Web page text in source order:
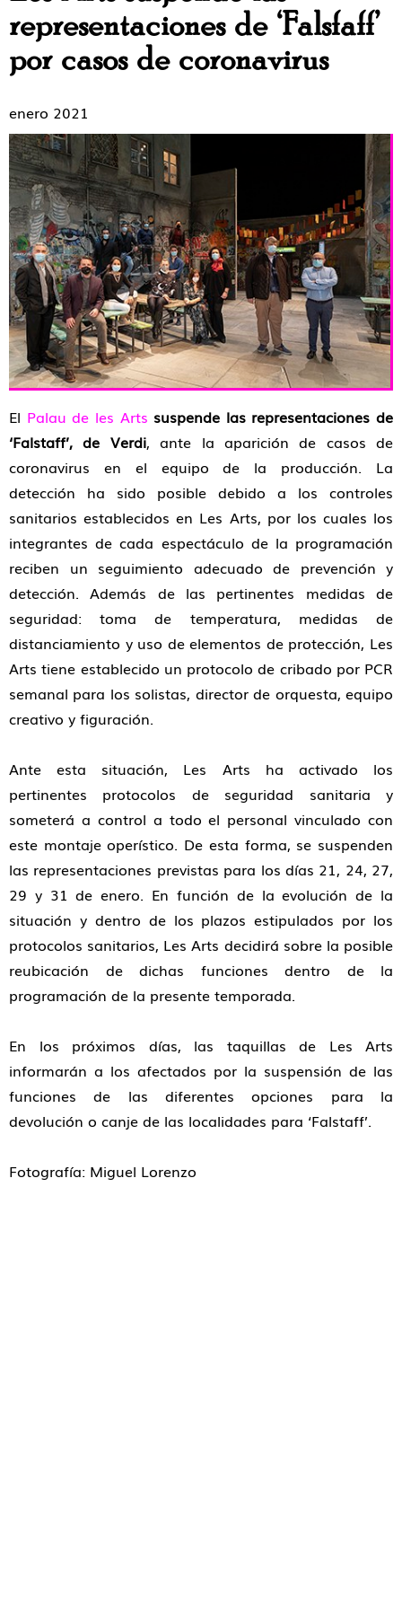
representaciones de ‘Falsfaff’
por casos de coronavirus
enero 2021
El Palau de les Arts suspende las representaciones de
‘Falstaff’, de Verdi, ante la aparición de casos de
coronavirus en el equipo de la producción. La
detección ha sido posible debido a los controles
sanitarios establecidos en Les Arts, por los cuales los
integrantes de cada espectáculo de la programación
reciben un seguimiento adecuado de prevención y
detección. Además de las pertinentes medidas de
seguridad: toma de temperatura, medidas de
distanciamiento y uso de elementos de protección, Les
Arts tiene establecido un protocolo de cribado por PCR
semanal para los solistas, director de orquesta, equipo
creativo y figuración.
Ante esta situación, Les Arts ha activado los
pertinentes protocolos de seguridad sanitaria y
someterá a control a todo el personal vinculado con
este montaje operístico. De esta forma, se suspenden
las representaciones previstas para los días 21, 24, 27,
29 y 31 de enero. En función de la evolución de la
situación y dentro de los plazos estipulados por los
protocolos sanitarios, Les Arts decidirá sobre la posible
reubicación de dichas funciones dentro de la
programación de la presente temporada.
En los próximos días, las taquillas de Les Arts
informarán a los afectados por la suspensión de las
funciones de las diferentes opciones para la
devolución o canje de las localidades para ‘Falstaff’.
Fotografía: Miguel Lorenzo